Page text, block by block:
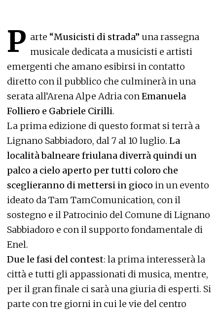
P arte “Musicisti di strada” una rassegna
musicale dedicata a musicisti e artisti
emergenti che amano esibirsi in contatto
diretto con il pubblico che culminerà in una
serata all’Arena Alpe Adria con Emanuela
Folliero e Gabriele Cirilli.
La prima edizione di questo format si terrà a
Lignano Sabbiadoro, dal 7 al 10 luglio. La
località balneare friulana diverrà quindi un
palco a cielo aperto per tutti coloro che
sceglieranno di mettersi in gioco in un evento
ideato da Tam TamComunication, con il
sostegno e il Patrocinio del Comune di Lignano
Sabbiadoro e con il supporto fondamentale di
Enel.
Due le fasi del contest: la prima interesserà la
città e tutti gli appassionati di musica, mentre,
per il gran finale ci sarà una giuria di esperti. Si
parte con tre giorni in cui le vie del centro